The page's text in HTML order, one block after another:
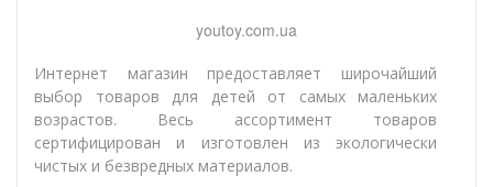
youtoy.com.ua
Интернет магазин предоставляет широчайший
выбор товаров для детей от самых маленьких
возрастов. Весь ассортимент товаров
сертифицирован и изготовлен из экологически
чистых и безвредных материалов.